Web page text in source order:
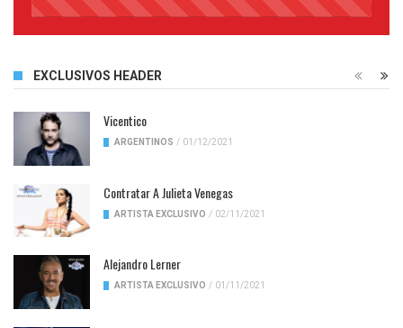
45%
EXCLUSIVOS HEADER
Vicentico
ARGENTINOS / 01/12/2021
Contratar A Julieta Venegas
ARTISTA EXCLUSIVO / 02/11/2021
Alejandro Lerner
ARTISTA EXCLUSIVO / 01/11/2021